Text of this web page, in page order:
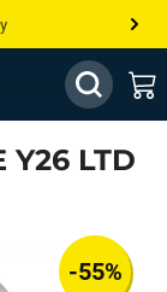
etc...
On s’aligne !
Y26 LTD
-55%